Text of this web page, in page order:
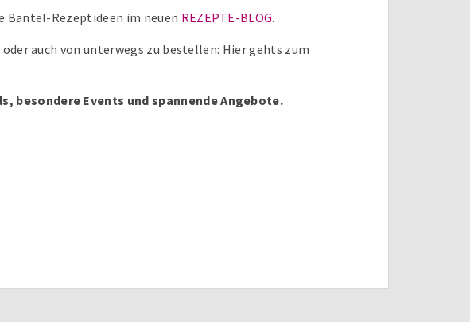
Bantel-Rezeptideen im neuen REZEPTE-BLOG.
auch von unterwegs zu bestellen: Hier gehts zum
besondere Events und spannende Angebote.